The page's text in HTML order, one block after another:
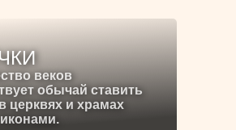
веков
обычай ставить
церквях и храмах